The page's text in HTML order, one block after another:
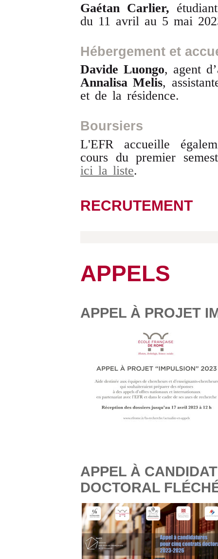
Gaétan Carlier,
du 11 avril au 5 mai
Hébergement et
Davide Luongo, agent
Annalisa Melis,
et de la résidence.
Boursiers
L'EFR accueille
cours du premier
ici la liste.
RECRUTEMENT
APPELS
APPEL À PROJET
APPEL À
DOCTORAL